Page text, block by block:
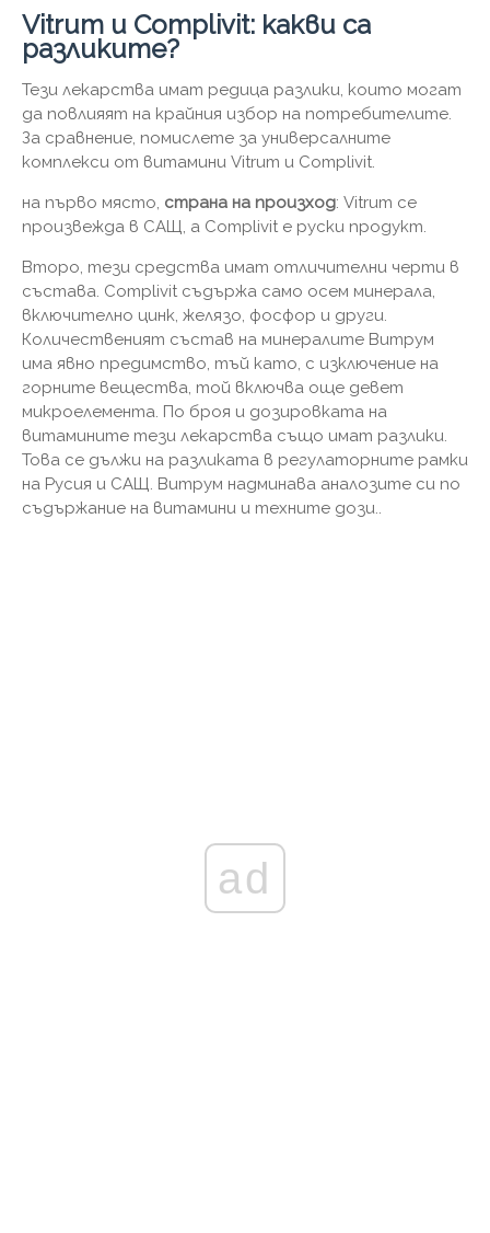
Vitrum и Complivit: какви са
разликите?
Тези лекарства имат редица разлики, които могат
да повлияят на крайния избор на потребителите.
За сравнение, помислете за универсалните
комплекси от витамини Vitrum и Complivit.
на първо място, страна на произход: Vitrum се
произвежда в САЩ, а Complivit е руски продукт.
Второ, тези средства имат отличителни черти в
състава. Complivit съдържа само осем минерала,
включително цинк, желязо, фосфор и други.
Количественият състав на минералите Витрум
има явно предимство, тъй като, с изключение на
горните вещества, той включва още девет
микроелемента. По броя и дозировката на
витамините тези лекарства също имат разлики.
Това се дължи на разликата в регулаторните рамки
на Русия и САЩ. Витрум надминава аналозите си по
съдържание на витамини и техните дози..
ad